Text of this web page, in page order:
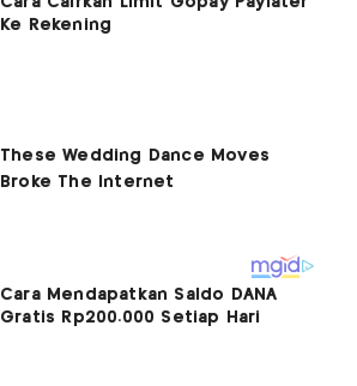
Ke Rekening
Cara Mendapatkan Saldo DANA
Gratis Rp200.000 Setiap Hari